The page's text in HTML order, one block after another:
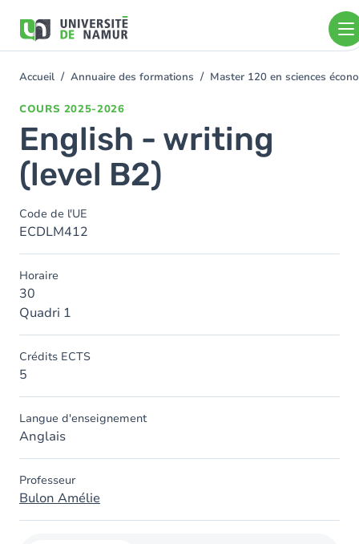
contenu
You
Accueil Annuaire des formations Master 120 en sciences
COURS 2025-2026
English - writing
(level B2)
Code de l'UE
ECDLM412
Horaire
30
Quadri 1
Crédits ECTS
5
Langue d'enseignement
Anglais
Professeur
Bulon Amélie